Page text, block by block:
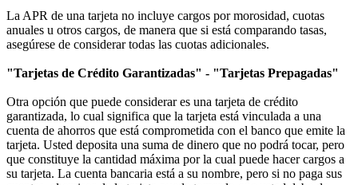
La APR de una tarjeta no incluye cargos por morosidad, cuotas
anuales u otros cargos, de manera que si está comparando tasas,
asegúrese de considerar todas las cuotas adicionales.
"Tarjetas de Crédito Garantizadas" - "Tarjetas Prepagadas"
Otra opción que puede considerar es una tarjeta de crédito
garantizada, lo cual significa que la tarjeta está vinculada a una
cuenta de ahorros que está comprometida con el banco que emite la
tarjeta. Usted deposita una suma de dinero que no podrá tocar, pero
que constituye la cantidad máxima por la cual puede hacer cargos a
su tarjeta. La cuenta bancaria está a su nombre, pero si no paga sus